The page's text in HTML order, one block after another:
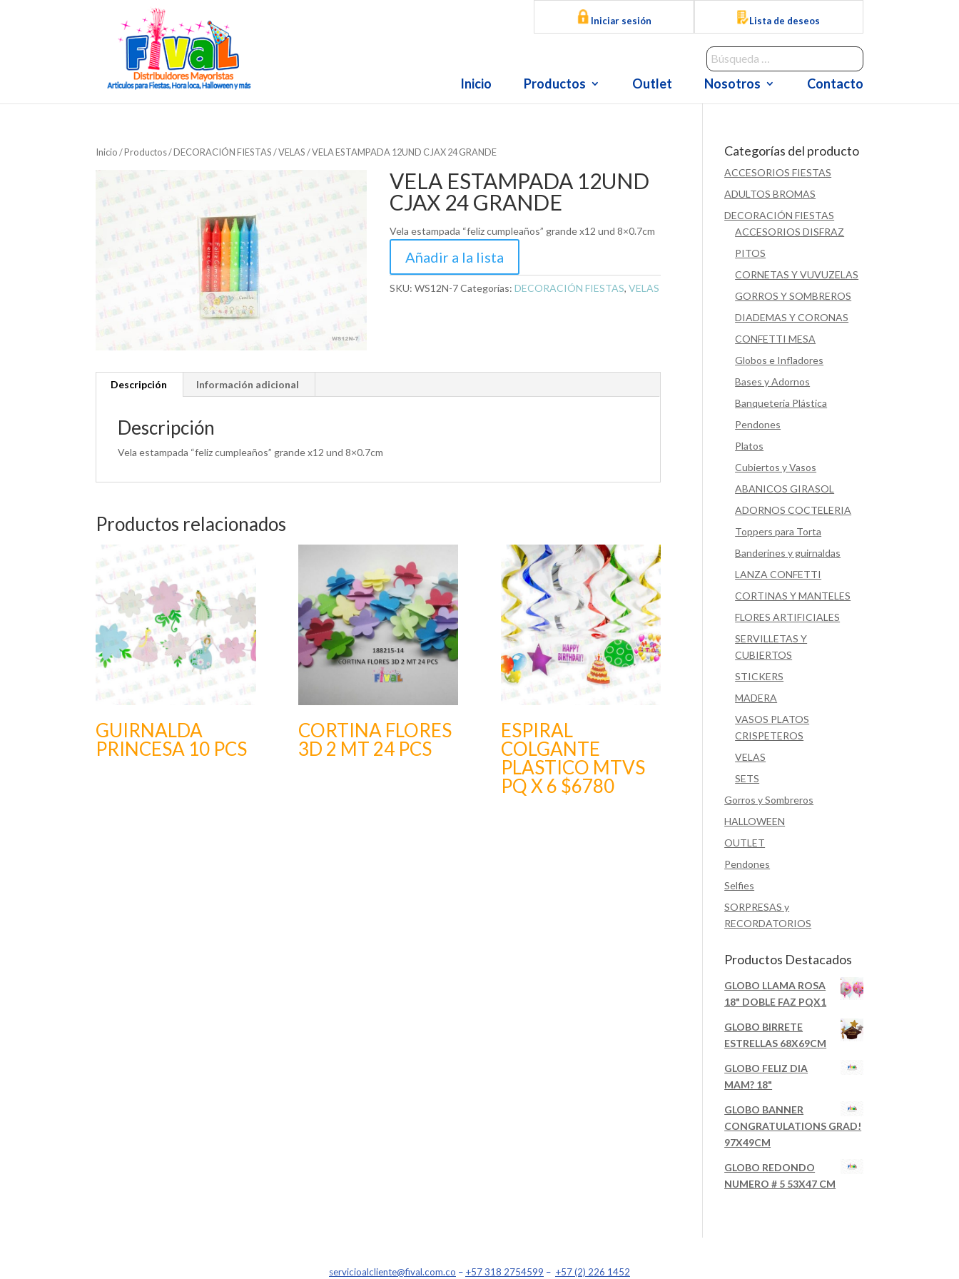
Iniciar sesión Lista de deseos
Inicio Productos Outlet Nosotros Contacto
Inicio/Productos/DECORACIÓN FIESTAS/VELAS/ VELA ESTAMPADA 12UND CJAX 24 GRANDE
VELA ESTAMPADA 12UND
CJAX 24 GRANDE
Vela estampada “feliz cumpleaños” grande x12 und 8×0.7cm
Añadir a la lista
SKU:WS12N-7Categorías:DECORACIÓN FIESTAS,VELAS
Descripción Información adicional
Descripción
Vela estampada “feliz cumpleaños” grande x12 und 8×0.7cm
Productos relacionados
GUIRNALDA
PRINCESA 10 PCS
CORTINA FLORES
3D 2 MT 24 PCS
ESPIRAL
COLGANTE
PLASTICO MTVS
PQ X 6 $6780
Categorías del producto
ACCESORIOS FIESTAS
ADULTOS BROMAS
DECORACIÓN FIESTAS
ACCESORIOS DISFRAZ
PITOS
CORNETAS Y VUVUZELAS
GORROS Y SOMBREROS
DIADEMAS Y CORONAS
CONFETTI MESA
Globos e Infladores
Bases y Adornos
Banqueteria Plástica
Pendones
Platos
Cubiertos y Vasos
ABANICOS GIRASOL
ADORNOS COCTELERIA
Toppers para Torta
Banderines y guirnaldas
LANZA CONFETTI
CORTINAS Y MANTELES
FLORES ARTIFICIALES
SERVILLETAS Y
CUBIERTOS
STICKERS
MADERA
VASOS PLATOS
CRISPETEROS
VELAS
SETS
Gorros y Sombreros
HALLOWEEN
OUTLET
Pendones
Selfies
SORPRESAS y
RECORDATORIOS
Productos Destacados
GLOBO LLAMA ROSA
18" DOBLE FAZ PQX1
GLOBO BIRRETE
ESTRELLAS 68X69CM
GLOBO FELIZ DIA
MAM? 18"
GLOBO BANNER
CONGRATULATIONS GRAD!
97X49CM
GLOBO REDONDO
NUMERO # 5 53X47 CM
servicioalcliente@fival.com.co – +57 318 2754599 – +57 (2) 226 1452